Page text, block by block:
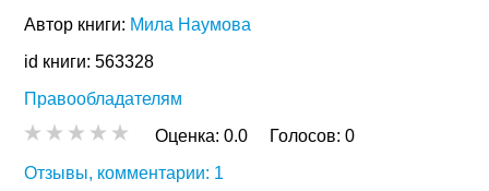
Автор книги: Мила Наумова
id книги: 563328
Правообладателям
Оценка:0.0 Голосов:0
Отзывы, комментарии: 1